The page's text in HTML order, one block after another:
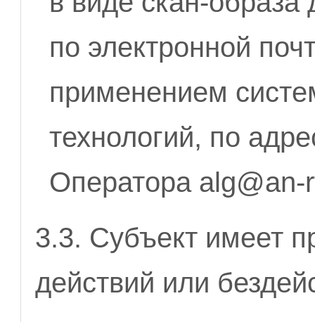
по электронной
применением
технологий, по
Оператора alg@an-
3.3. Субъект имеет
действий или